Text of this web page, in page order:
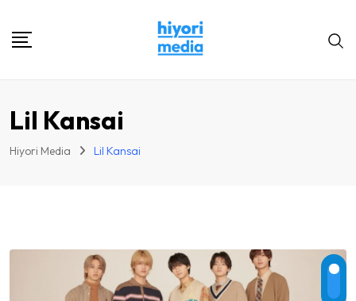
Lil Kansai
Hiyori Media Lil Kansai